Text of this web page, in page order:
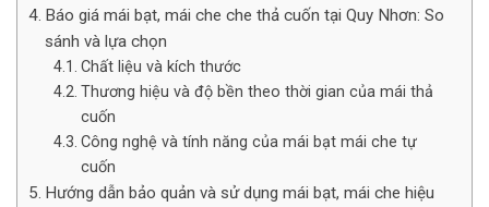
Báo giá mái bạt, mái che che thả cuốn tại Quy Nhơn: So
sánh và lựa chọn
Chất liệu và kích thước
Thương hiệu và độ bền theo thời gian của mái thả
cuốn
Công nghệ và tính năng của mái bạt mái che tự
cuốn
Hướng dẫn bảo quản và sử dụng mái bạt, mái che hiệu